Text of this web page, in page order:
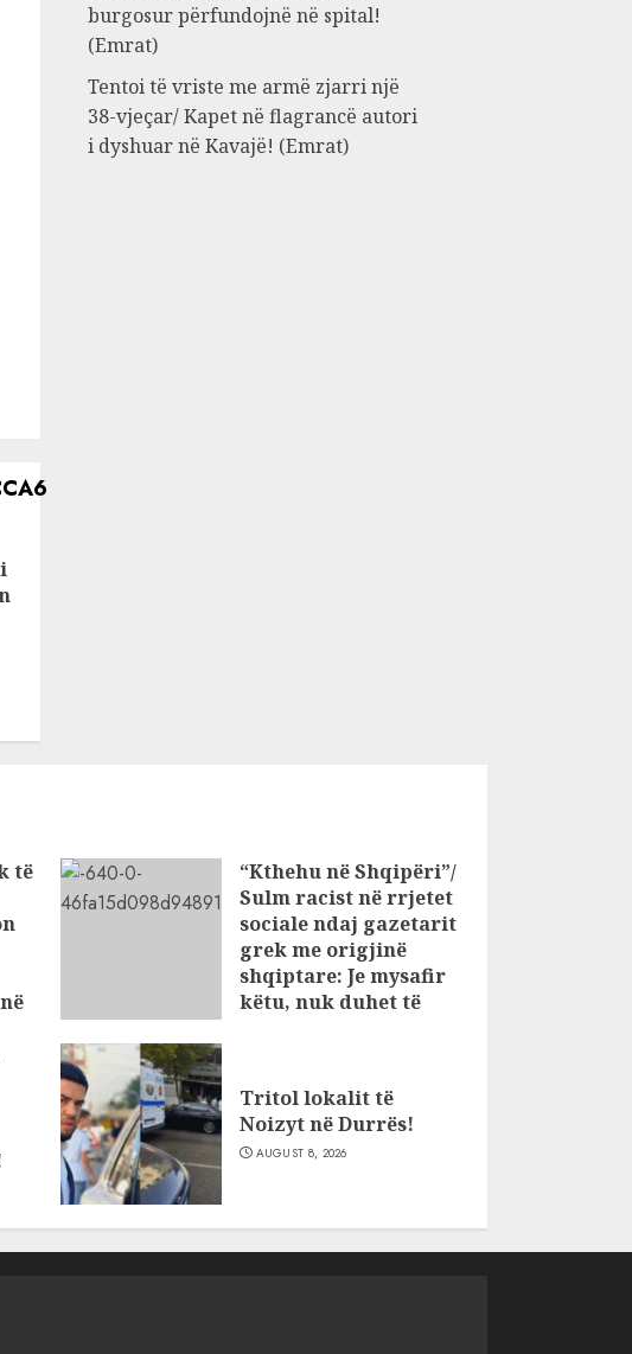
burgosur përfundojnë në spital!
(Emrat)
Tentoi të vriste me armë zjarri një
38-vjeçar/ Kapet në flagrancë autori
i dyshuar në Kavajë! (Emrat)
të
“Kthehu në Shqipëri”/
Sulm racist në rrjetet
sociale ndaj gazetarit
grek me origjinë
shqiptare: Je mysafir
këtu, nuk duhet të
Tritol lokalit të
Noizyt në Durrës!
AUGUST 8, 2026